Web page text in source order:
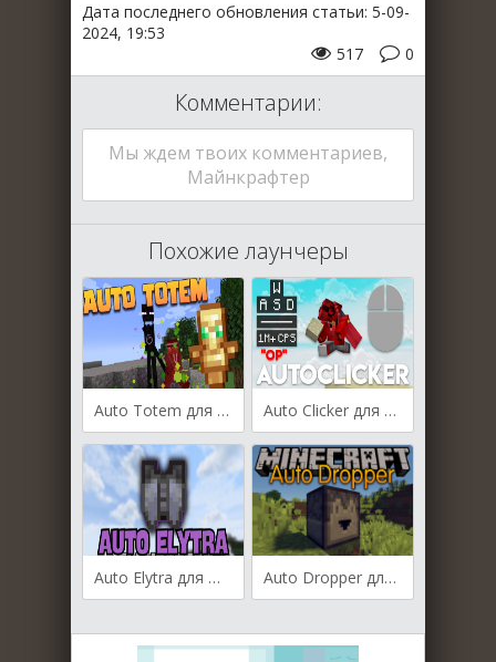
Дата последнего обновления статьи: 5-09-
2024, 19:53
0
517
Комментарии:
Мы ждем твоих комментариев,
Майнкрафтер
Похожие лаунчеры
Auto Totem для Майнкрафт [1.21, 1.20.6, 1.20.4] Auto Clicker для Майнкрафт [1.20.6, 1.20.4, 1.20.2]
Auto Elytra для Майнкрафт [1.20.2, 1.20.1] Auto Dropper для Майнкрафт [1.12.2, 1.13.2, 1.14.3, 1.15.2]